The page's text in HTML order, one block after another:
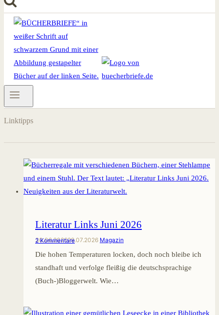
Linktipps
Literatur Links Juni 2026
30.06.202629.07.2026 Magazin
2 Kommentare
Die hohen Temperaturen locken, doch noch bleibe ich
standhaft und verfolge fleißig die deutschsprachige
(Buch‑)Bloggerwelt. Wie…